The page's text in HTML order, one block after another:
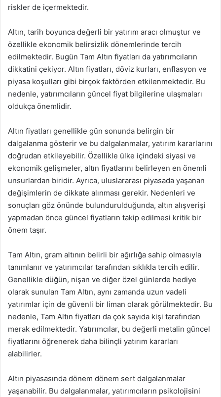
riskler de içermektedir.
Altın, tarih boyunca değerli bir yatırım aracı olmuştur ve
özellikle ekonomik belirsizlik dönemlerinde tercih
edilmektedir. Bugün Tam Altın fiyatları da yatırımcıların
dikkatini çekiyor. Altın fiyatları, döviz kurları, enflasyon ve
piyasa koşulları gibi birçok faktörden etkilenmektedir. Bu
nedenle, yatırımcıların güncel fiyat bilgilerine ulaşmaları
oldukça önemlidir.
Altın fiyatları genellikle gün sonunda belirgin bir
dalgalanma gösterir ve bu dalgalanmalar, yatırım kararlarını
doğrudan etkileyebilir. Özellikle ülke içindeki siyasi ve
ekonomik gelişmeler, altın fiyatlarını belirleyen en önemli
unsurlardan biridir. Ayrıca, uluslararası piyasada yaşanan
değişimlerin de dikkate alınması gerekir. Nedenleri ve
sonuçları göz önünde bulundurulduğunda, altın alışverişi
yapmadan önce güncel fiyatların takip edilmesi kritik bir
önem taşır.
Tam Altın, gram altının belirli bir ağırlığa sahip olmasıyla
tanımlanır ve yatırımcılar tarafından sıklıkla tercih edilir.
Genellikle düğün, nişan ve diğer özel günlerde hediye
olarak sunulan Tam Altın, aynı zamanda uzun vadeli
yatırımlar için de güvenli bir liman olarak görülmektedir. Bu
nedenle, Tam Altın fiyatları da çok sayıda kişi tarafından
merak edilmektedir. Yatırımcılar, bu değerli metalin güncel
fiyatlarını öğrenerek daha bilinçli yatırım kararları
alabilirler.
Altın piyasasında dönem dönem sert dalgalanmalar
yaşanabilir. Bu dalgalanmalar, yatırımcıların psikolojisini